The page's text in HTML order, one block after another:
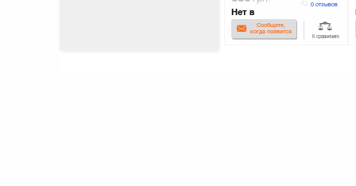
Нет в
наличииСообщите,
когда появится
0 отзывов
К сравнению